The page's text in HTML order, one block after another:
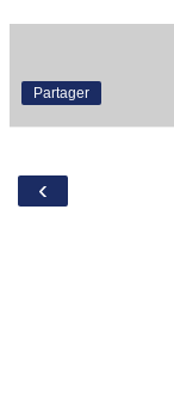
Partager
‹